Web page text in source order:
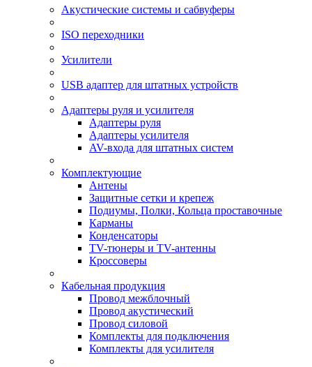
Акустические системы и сабвуферы
ISO переходники
Усилители
USB адаптер для штатных устройств
Адаптеры руля и усилителя
Адаптеры руля
Адаптеры усилителя
AV-входа для штатных систем
Комплектующие
Антены
Защитные сетки и крепеж
Подиумы, Полки, Кольца проставочные
Карманы
Конденсаторы
TV-тюнеры и TV-антенны
Кроссоверы
Кабельная продукция
Провод межблочный
Провод акустический
Провод силовой
Комплекты для подключения
Комплекты для усилителя